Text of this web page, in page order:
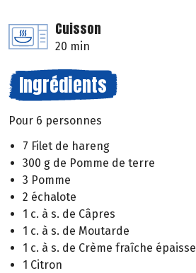
Cuisson
20 min
Ingrédients
Pour 6 personnes
7 Filet de hareng
300 g de Pomme de terre
3 Pomme
2 échalote
1 c. à s. de Câpres
1 c. à s. de Moutarde
1 c. à s. de Crème fraîche épaisse
1 Citron